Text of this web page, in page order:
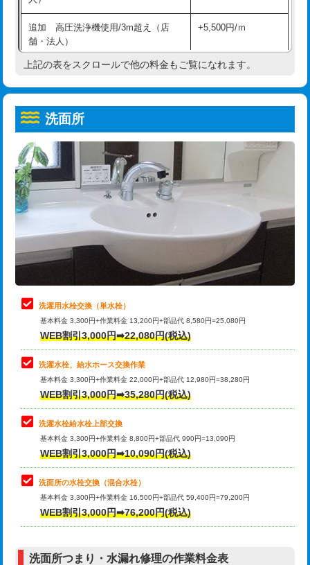
コンクリート斫り（厚さ10㎝超え）
モルタル補修（厚さ10㎝まで） 27,500円
モルタル補修（厚さ10㎝超え） 38,500円
洗面台設置 38,500円
追加人工
廃棄・処分 現場見積
※給水管工事は20mmまでの価格です。
給水管工事※（ホール加工)
給水管工事※（バンド止め) 3,300円
給水管工事※（支持金具設置) 5,500円
給水管工事※（保温材使用（バンド止
め込み）)
5,500円
給水管工事※（土の掘削・埋め戻し作
業)
11,000円
給水管工事※（塩ビ管（VP・HI）使
用/3ｍまで)
33,000円
給水管工事※（塩ビ管（VP・HI）使
用（追加）/3ｍ超え)
給水管工事※（ライニング鋼管・銅
管・ポリ管・HT管使用/3ｍまで)
44,000円
給水管工事※（ライニング鋼管・銅
管・ポリ管・HT管使用/3ｍ超え)
排水管工事（土の掘削・埋め戻し作
業）
排水管工事（排水管工事/3ｍまで） 55,000円
排水管工事（追加 排水管工事/3ｍ超
え）
マス交換（土の掘削・埋め戻し作業）
マス交換（深さ50㎝未満）
マス交換（深さ50㎝以上）
追加 高圧洗浄機使用/3m超え（店
舗・法人）
+5,500円/ｍ
高度高圧洗浄換 現地調査
トーラー機使用/3mまで
追加トーラー機使用/3m超え +3,300円
カメラ調査 33,000円
桝清掃
止水・漏水調査・防水処理・清掃・修
理・調整・分解・加工など（軽作業）
11,000円
止水・漏水調査・防水処理・清掃・修
理・調整・分解・加工など（中作業）
22,000円
止水・漏水調査・防水処理・清掃・修
理・調整・分解・加工など（重作業）
33,000円
キッチンタンク脱着
その他部品の脱着
交換・取付（タンク）
交換・取付(単水栓（壁付・デッキ
式）)
交換・取付(混合水栓（壁付・デッキ
式・ワンホール）)
16,500円+材料費
（P/S/ポップアップ））
上記の表をスクロールで他の料金もご覧になれます。
洗面所
洗濯用水栓交換（単水栓）
基本料金 3,300円+作業料金 13,200円+部品代 8,580円=25,080円
WEB割引3,000円➡22,080円(税込)
洗濯水栓、給水ホース交換作業
基本料金 3,300円+作業料金 22,000円+部品代 12,980円=38,280円
WEB割引3,000円➡35,280円(税込)
洗濯水栓給水栓上部交換
基本料金 3,300円+作業料金 8,800円+部品代 990円=13,090円
WEB割引3,000円➡10,090円(税込)
洗面所の水栓交換（混合水栓）
基本料金 3,300円+作業料金 16,500円+部品代 59,400円=79,200円
WEB割引3,000円➡76,200円(税込)
洗面所つまり・水漏れ修理の作業料金表